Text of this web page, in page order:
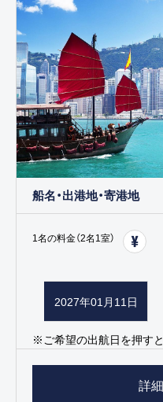
船名・出港地・寄港地
1名の料金（2名1室）
2027年01月11日
※ご希望の出航日を押す
詳